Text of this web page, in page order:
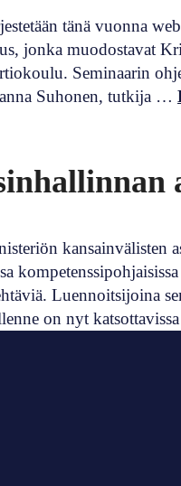
tänä vuonna
jonka muodostavat
Seminaarin
Suhonen, tutkija …
kansainvälisten
Luennoitsijoina
on nyt